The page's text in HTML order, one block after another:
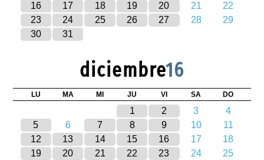
16
17 18 19 20 21
22
23
24 25 26 27 28
29
30
31
diciembre16
LU MA MI JU VI SA DO
1 2 3
4
5
6 7 8 9 10
11
12
13 14 15 16 17
18
19
20 21 22 23 24
25